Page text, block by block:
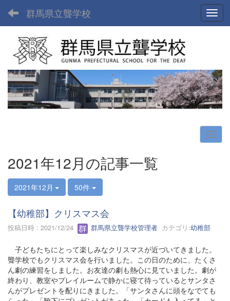
群馬県立聾学校
2021年12月の記事一覧
2021年12月 50件
【幼稚部】クリスマス会
投稿日時 : 2021/12/24 群馬県立聾学校管理者 カテゴリ:幼稚部
子どもたちにとって楽しみなクリスマスが近づいてきました。
聾学校でもクリスマス会を行いました。この日のために、たくさ
ん劇の練習をしました。お友達の劇も熱心に見ていました。劇が
終わり、教室やプレイルームで静かに寝て待っているとサンタさ
んがプレゼントを配りにきました。「サンタさんに頭をなでても